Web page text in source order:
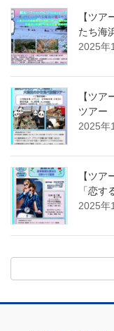
【ツ
たち海
2025年
【ツ
ツアー
2025年
【ツ
「恋
2025年